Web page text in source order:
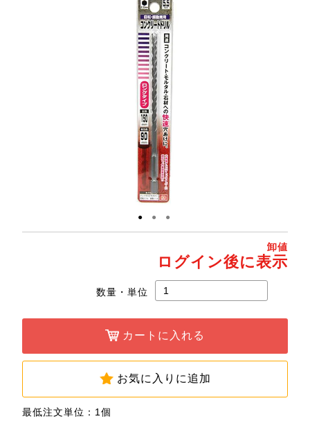
● ● ●
卸値
ログイン後に表示
数量・単位
カートに入れる
お気に入りに追加
最低注文単位：1個